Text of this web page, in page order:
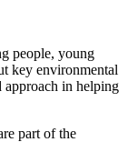
people, young
key environmental
approach in helping
part of the